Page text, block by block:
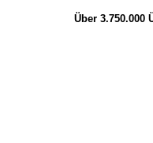
Über 3.750.000